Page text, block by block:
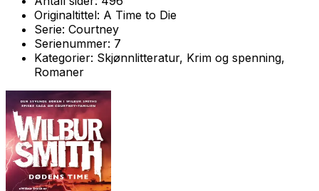
Originaltittel: A Time to Die
Serie: Courtney
Serienummer: 7
Kategorier: Skjønnlitteratur, Krim og spenning,
Romaner